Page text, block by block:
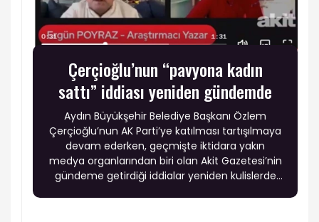
Çerçioğlu’nun “pavyona kadın
sattı” iddiası yeniden gündemde
Aydın Büyükşehir Belediye Başkanı Özlem
Çerçioğlu’nun AK Parti’ye katılması tartışılmaya
devam ederken, geçmişte iktidara yakın
medya organlarından biri olan Akit Gazetesi’nin
gündeme getirdiği iddialar yeniden kulislerde